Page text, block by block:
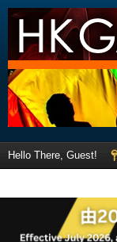
Hello There, Guest!